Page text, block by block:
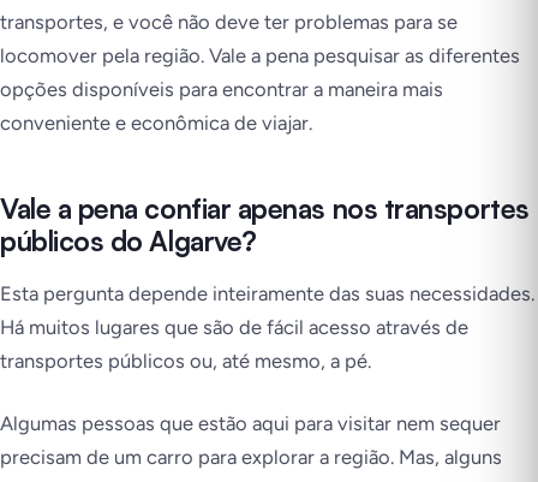
transportes, e você não deve ter problemas para se
locomover pela região. Vale a pena pesquisar as diferentes
opções disponíveis para encontrar a maneira mais
conveniente e econômica de viajar.
Vale a pena confiar apenas nos transportes
públicos do Algarve?
Esta pergunta depende inteiramente das suas necessidades.
Há muitos lugares que são de fácil acesso através de
transportes públicos ou, até mesmo, a pé.
Algumas pessoas que estão aqui para visitar nem sequer
precisam de um carro para explorar a região. Mas, alguns